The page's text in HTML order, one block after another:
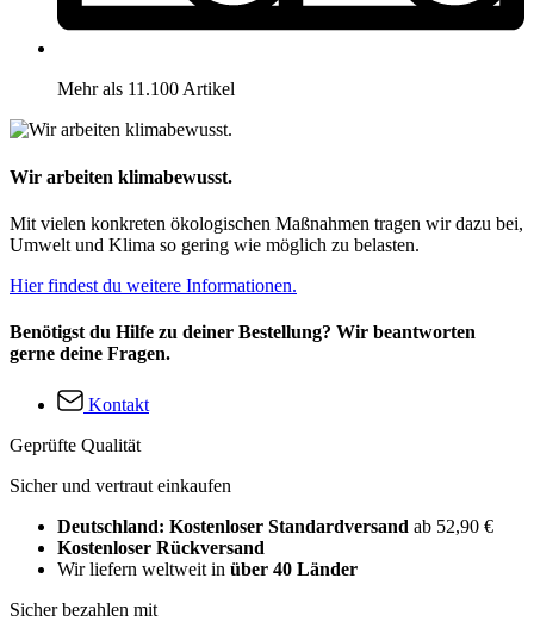
Mehr als 11.100 Artikel
Wir arbeiten klimabewusst.
Mit vielen konkreten ökologischen Maßnahmen tragen wir dazu bei,
Umwelt und Klima so gering wie möglich zu belasten.
Hier findest du weitere Informationen.
Benötigst du Hilfe zu deiner Bestellung? Wir beantworten
gerne deine Fragen.
Kontakt
Geprüfte Qualität
Sicher und vertraut einkaufen
Deutschland: Kostenloser Standardversand ab 52,90 €
Kostenloser Rückversand
Wir liefern weltweit in über 40 Länder
Sicher bezahlen mit